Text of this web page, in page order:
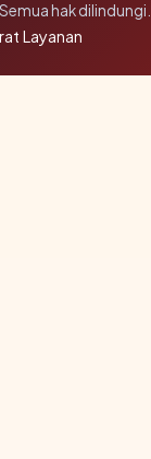
hak dilindungi.
Layanan